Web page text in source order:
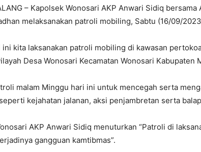
– Kapolsek Wonosari AKP Anwari Sidiq
melaksanakan patroli mobiling, Sabtu (16/09/
ini kita laksanakan patroli mobiling di kawasan
Desa Wonosari Kecamatan Wonosari Kabupaten
malam Minggu hari ini untuk mencegah serta
kejahatan jalanan, aksi penjambretan serta
AKP Anwari Sidiq menuturkan “Patroli di
gangguan kamtibmas”.